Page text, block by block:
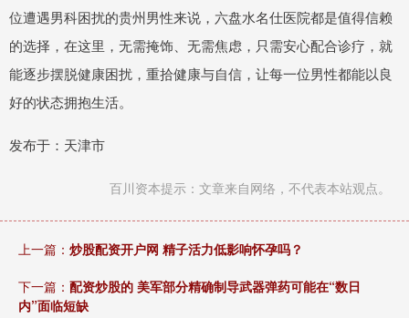
位遭遇男科困扰的贵州男性来说，六盘水名仕医院都是值得信赖
的选择，在这里，无需掩饰、无需焦虑，只需安心配合诊疗，就
能逐步摆脱健康困扰，重拾健康与自信，让每一位男性都能以良
好的状态拥抱生活。
发布于：天津市
百川资本提示：文章来自网络，不代表本站观点。
上一篇： 炒股配资开户网 精子活力低影响怀孕吗？
下一篇： 配资炒股的 美军部分精确制导武器弹药可能在“数日
内”面临短缺